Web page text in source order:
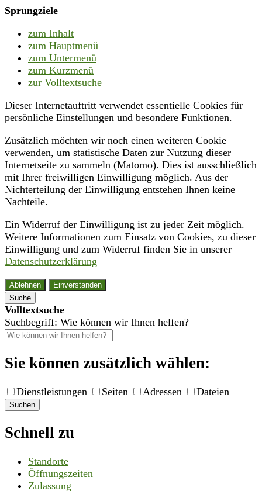
Sprungziele
zum Inhalt
zum Hauptmenü
zum Untermenü
zum Kurzmenü
zur Volltextsuche
Dieser Internetauftritt verwendet essentielle Cookies für
persönliche Einstellungen und besondere Funktionen.
Zusätzlich möchten wir noch einen weiteren Cookie
verwenden, um statistische Daten zur Nutzung dieser
Internetseite zu sammeln (Matomo). Dies ist ausschließlich
mit Ihrer freiwilligen Einwilligung möglich. Aus der
Nichterteilung der Einwilligung entstehen Ihnen keine
Nachteile.
Ein Widerruf der Einwilligung ist zu jeder Zeit möglich.
Weitere Informationen zum Einsatz von Cookies, zu dieser
Einwilligung und zum Widerruf finden Sie in unserer
Datenschutzerklärung
Ablehnen
Einverstanden
Suche
Volltextsuche
Suchbegriff: Wie können wir Ihnen helfen?
Sie können zusätzlich wählen:
Dienstleistungen Seiten Adressen Dateien
Suchen
Schnell zu
Standorte
Öffnungszeiten
Zulassung